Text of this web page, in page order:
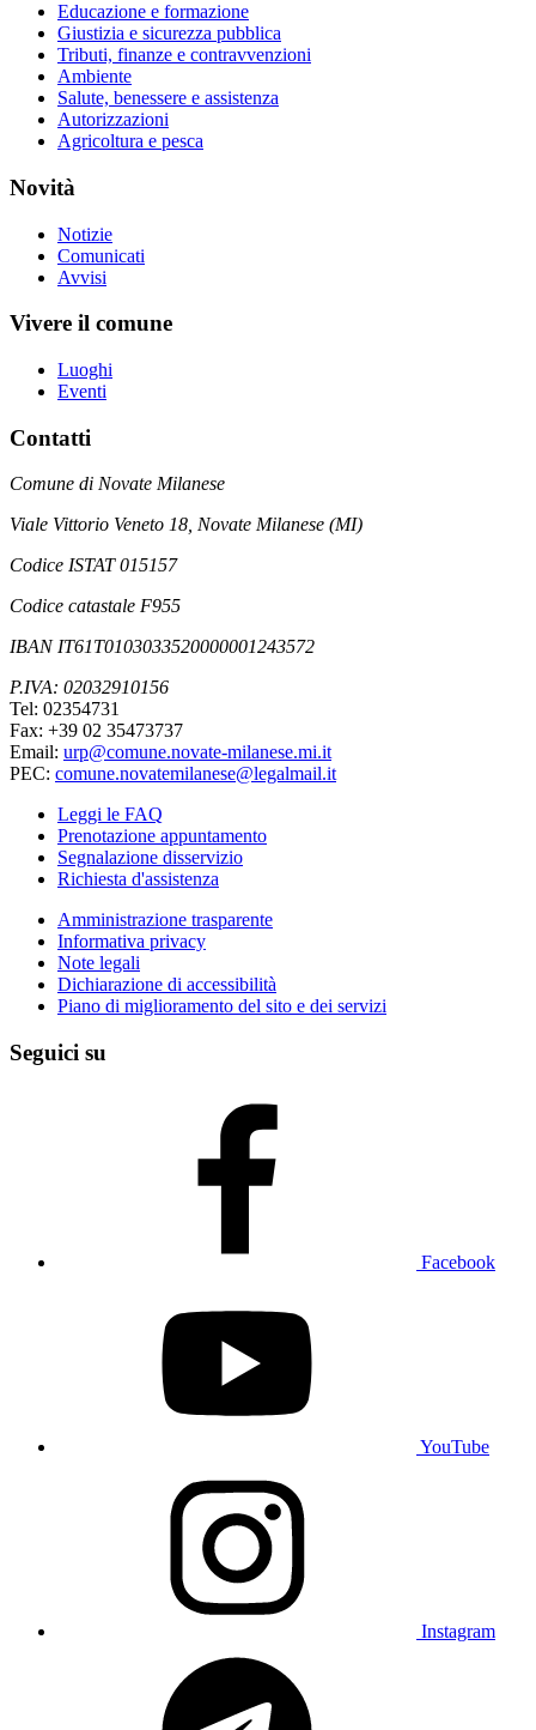
Educazione e formazione
Giustizia e sicurezza pubblica
Tributi, finanze e contravvenzioni
Ambiente
Salute, benessere e assistenza
Autorizzazioni
Agricoltura e pesca
Novità
Notizie
Comunicati
Avvisi
Vivere il comune
Luoghi
Eventi
Contatti
Comune di Novate Milanese
Viale Vittorio Veneto 18, Novate Milanese (MI)
Codice ISTAT 015157
Codice catastale F955
IBAN IT61T0103033520000001243572
P.IVA: 02032910156
Tel: 02354731
Fax: +39 02 35473737
Email: urp@comune.novate-milanese.mi.it
PEC: comune.novatemilanese@legalmail.it
Leggi le FAQ
Prenotazione appuntamento
Segnalazione disservizio
Richiesta d'assistenza
Amministrazione trasparente
Informativa privacy
Note legali
Dichiarazione di accessibilità
Piano di miglioramento del sito e dei servizi
Seguici su
Facebook
YouTube
Instagram